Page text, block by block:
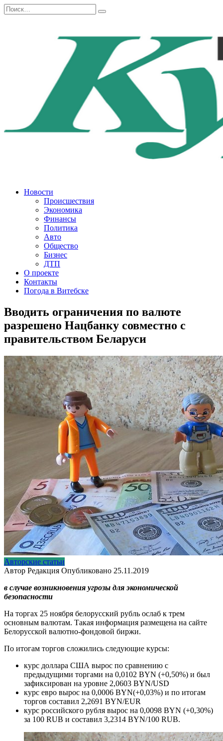
Перейти
к
Search
for:
Новости
Происшествия
Экономика
Финансы
Политика
Авто
Общество
Бизнес
ДТП
О проекте
Контакты
Погода в Витебске
Вводить ограничения по валюте
разрешено Нацбанку совместно с
правительством Беларуси
Авторские статьи
Автор Редакция Опубликовано 25.11.2019
в случае возникновения угрозы для экономической
безопасности
На торгах 25 ноября белорусский рубль ослаб к трем
основным валютам. Такая информация размещена на сайте
Белорусской валютно-фондовой биржи.
По итогам торгов сложились следующие курсы:
курс доллара США вырос по сравнению с
предыдущими торгами на 0,0102 BYN (+0,50%) и был
зафиксирован на уровне 2,0603 BYN/USD
курс евро вырос на 0,0006 BYN(+0,03%) и по итогам
торгов составил 2,2691 BYN/EUR
курс российского рубля вырос на 0,0098 BYN (+0,30%)
за 100 RUB и составил 3,2314 BYN/100 RUB.